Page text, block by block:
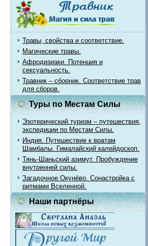
Травы, свойства и соответствие.
Магические травы.
Афродизиаки. Потенция и
сексуальность.
Травник – сборник. Соответствие трав
для сборов.
Туры по Местам Силы
Эзотерический туризм – путешествия,
экспедиции по Местам Силы.
Индия. Путешествие к вратам
Шамбалы. Гималайский калейдоскоп.
Тянь-Шаньский азимут. Пробуждение
внутренней силы.
Загадочное Окунёво. Сонастройка с
ритмами Вселенной.
Наши партнёры